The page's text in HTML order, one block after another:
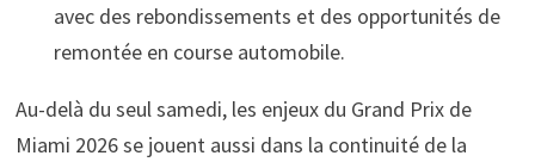
avec des rebondissements et des opportunités de
remontée en course automobile.
Au-delà du seul samedi, les enjeux du Grand Prix de
Miami 2026 se jouent aussi dans la continuité de la